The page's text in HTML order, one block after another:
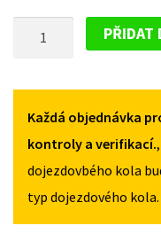
2005-
PASSAT
2005-
125/70R18
MNOŽSTVÍ
PŘIDAT
Každá objednávka
kontroly a verifikací.
dojezdovbého kola
typ dojezdového kola.